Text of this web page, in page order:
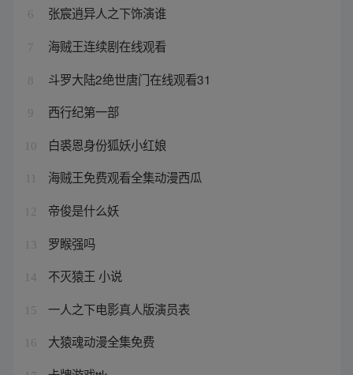
6 张宸逍异人之下饰演谁
7 海贼王连续剧在线观看
8 斗罗大陆2绝世唐门在线观看31
9 西行纪第一部
10 白裘恩身份狐妖小红娘
海贼王免费观看全集动漫西瓜
12 帝俊是什么妖
13 罗睺强吗
14 不灭猿王 小说
15 一人之下电影真人版演员表
16 大猿魂动漫全集免费